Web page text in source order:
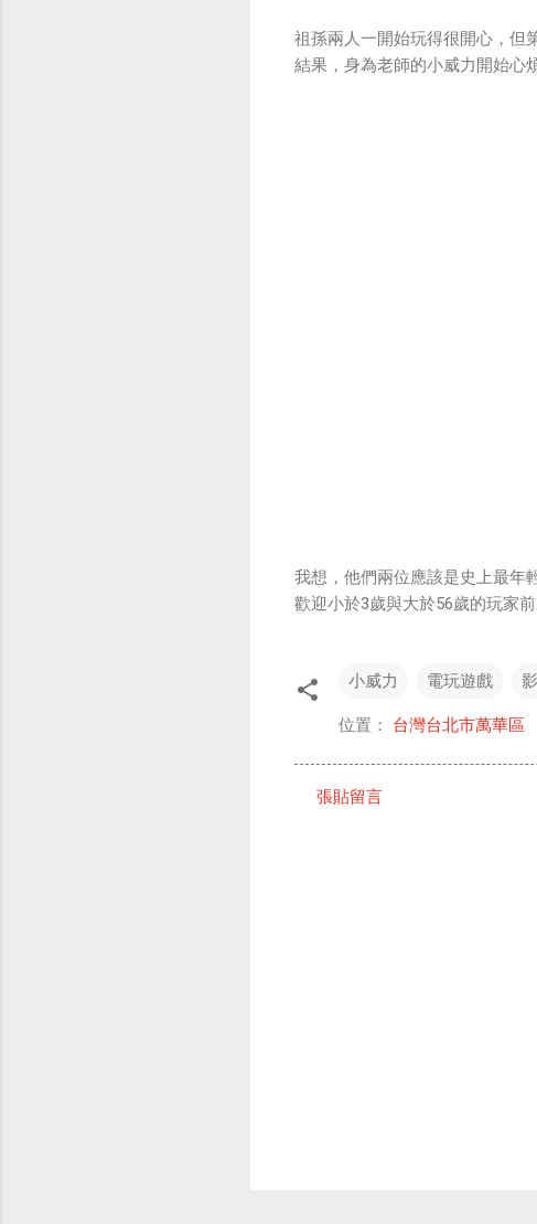
祖孫兩人一開始玩得很開心，但
結果，身為老師的小威力開始心
我想，他們兩位應該是史上最年
歡迎小於3歲與大於56歲的玩家
小威力 電玩遊戲
位置： 台灣台北市萬華區
張貼留言